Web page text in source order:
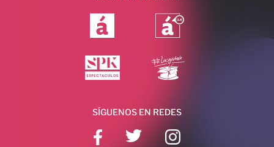
SÍGUENOS EN REDES